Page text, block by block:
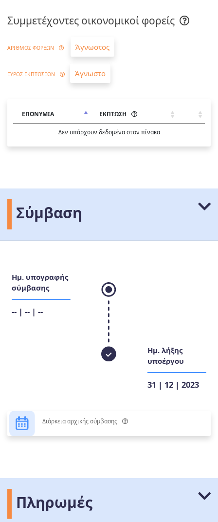
Συμμετέχοντες οικονομικοί φορείς
ΑΡΙΘΜΟΣ ΦΟΡΕΩΝ Άγνωστος
ΕΥΡΟΣ ΕΚΠΤΩΣΕΩΝ Άγνωστο
ΕΠΩΝΥΜΙΑ ΕΚΠΤΩΣΗ
Δεν υπάρχουν δεδομένα στον πίνακα
Σύμβαση
Ημ. υπογραφής
σύμβασης
-- | -- | --
Ημ. λήξης
υποέργου
31 | 12 | 2023
Διάρκεια αρχικής σύμβασης
Πληρωμές